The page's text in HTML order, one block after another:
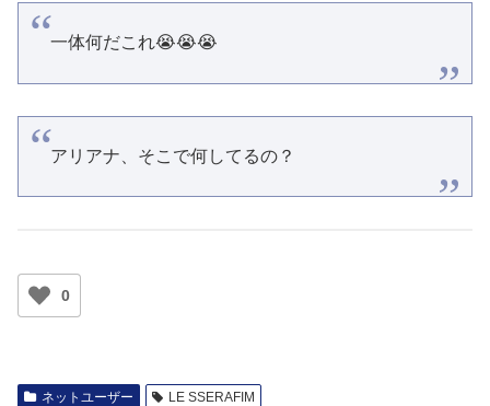
一体何だこれ😭😭😭
アリアナ、そこで何してるの？
0
ネットユーザー LE SSERAFIM